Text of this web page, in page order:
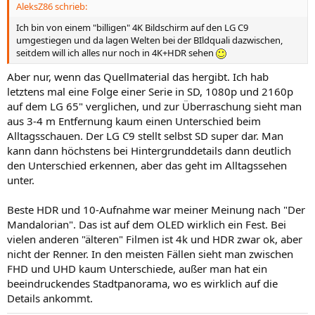
AleksZ86 schrieb:
Ich bin von einem "billigen" 4K Bildschirm auf den LG C9
umgestiegen und da lagen Welten bei der BIldquali dazwischen,
seitdem will ich alles nur noch in 4K+HDR sehen
Aber nur, wenn das Quellmaterial das hergibt. Ich hab
letztens mal eine Folge einer Serie in SD, 1080p und 2160p
auf dem LG 65" verglichen, und zur Überraschung sieht man
aus 3-4 m Entfernung kaum einen Unterschied beim
Alltagsschauen. Der LG C9 stellt selbst SD super dar. Man
kann dann höchstens bei Hintergrunddetails dann deutlich
den Unterschied erkennen, aber das geht im Alltagssehen
unter.
Beste HDR und 10-Aufnahme war meiner Meinung nach "Der
Mandalorian". Das ist auf dem OLED wirklich ein Fest. Bei
vielen anderen "älteren" Filmen ist 4k und HDR zwar ok, aber
nicht der Renner. In den meisten Fällen sieht man zwischen
FHD und UHD kaum Unterschiede, außer man hat ein
beeindruckendes Stadtpanorama, wo es wirklich auf die
Details ankommt.